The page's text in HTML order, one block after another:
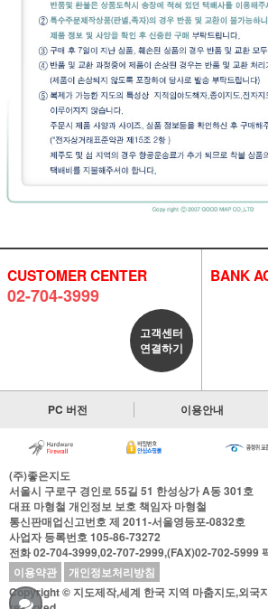
CUSTOMER CENTER
02-704-3999
고객센터
연결하기
BANK
PC 버전 이용안내
(주)좋은지도
서울시 구로구 경인로 55길 51 한성상가 A동 301호
대표 마형철 개인정보 보호 책임자마형철
통신판매업신고번호제 2011-서울영등포-0832호
사업자 등록번호105-86-73272
전화02-704-3999,02-707-2999,(FAX)02-702-5999
이용약관
개인정보처리방침
Copyright © 지도제작,세계 한국 지역 마춤지도,외국